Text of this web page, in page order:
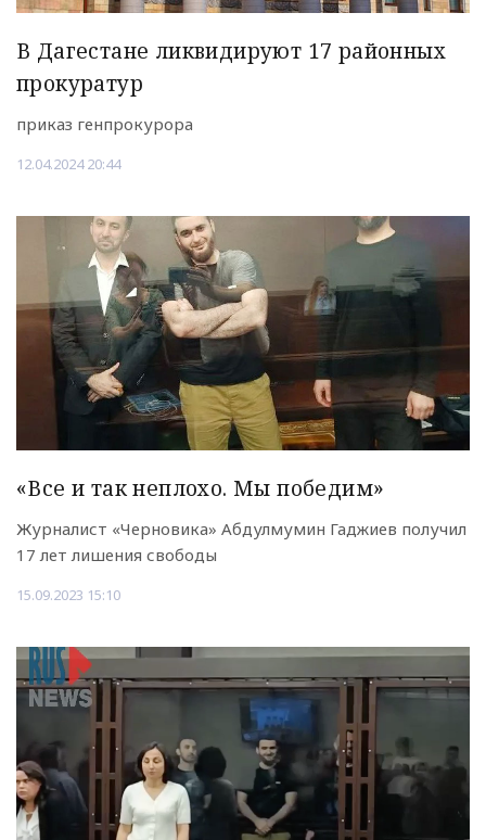
В Дагестане ликвидируют 17 районных
прокуратур
приказ генпрокурора
12.04.2024 20:44
«Все и так неплохо. Мы победим»
Журналист «Черновика» Абдулмумин Гаджиев получил
17 лет лишения свободы
15.09.2023 15:10